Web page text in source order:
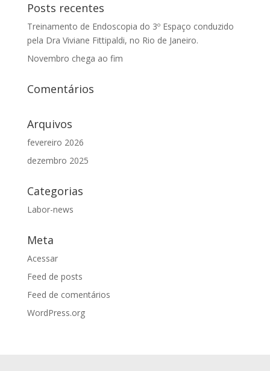
Posts recentes
Treinamento de Endoscopia do 3º Espaço conduzido
pela Dra Viviane Fittipaldi, no Rio de Janeiro.
Novembro chega ao fim
Comentários
Arquivos
fevereiro 2026
dezembro 2025
Categorias
Labor-news
Meta
Acessar
Feed de posts
Feed de comentários
WordPress.org